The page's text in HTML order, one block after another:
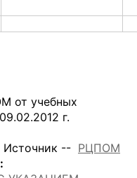
от учебных
г.
Источник -- РЦПОМ